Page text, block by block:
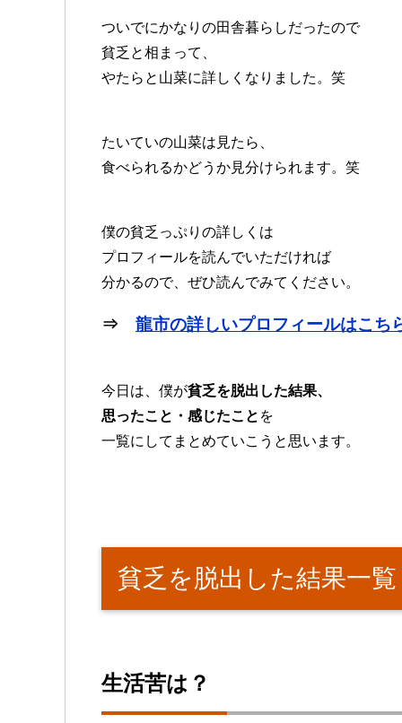
ついでにかなりの田舎暮らしだったので
貧乏と相まって、
やたらと山菜に詳しくなりました。笑
たいていの山菜は見たら、
食べられるかどうか見分けられます。笑
僕の貧乏っぷりの詳しくは
プロフィールを読んでいただければ
分かるので、ぜひ読んでみてください。
⇒ 龍市の詳しいプロフィールはこち
今日は、僕が貧乏を脱出した結果、
思ったこと・感じたこと を
一覧にしてまとめていこうと思います。
貧乏を脱出した結果一覧
生活苦は？